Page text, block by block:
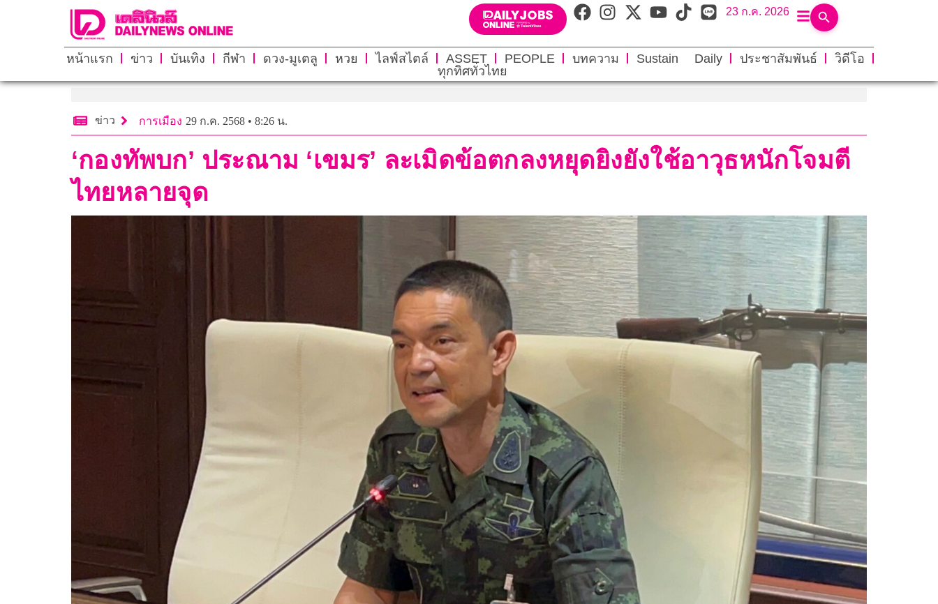
23 ก.ค. 2026
หน้าแรก ข่าว บันเทิง กีฬา ดวง-มูเตลู หวย ไลฟ์สไตล์ ASSET PEOPLE บทความ Sustain Daily ประชาสัมพันธ์
วิดีโอ
ทุกทิศทั่วไทย
ข่าว การเมือง 29 ก.ค. 2568 • 8:26 น.
‘กองทัพบก’ ประณาม ‘เขมร’ ละเมิดข้อตกลงหยุดยิงยังใช้อาวุธหนักโจมตี
ไทยหลายจุด